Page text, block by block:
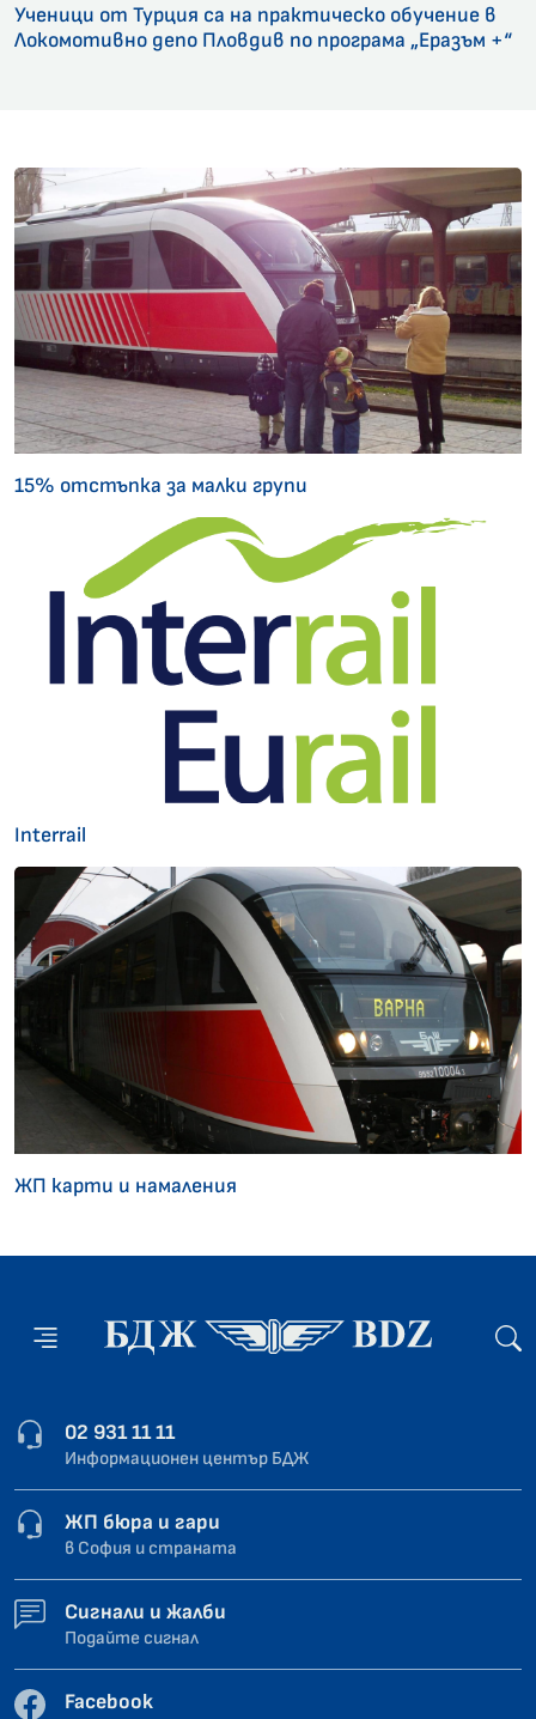
Ученици от Турция са на практическо обучение в
Локомотивно депо Пловдив по програма „Еразъм +“
15% отстъпка за малки групи
Interrail
ЖП карти и намаления
02 931 11 11
Информационен център БДЖ
ЖП бюра и гари
в София и страната
Сигнали и жалби
Подайте сигнал
Facebook